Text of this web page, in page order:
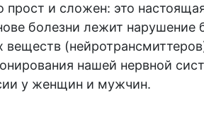
прост и сложен: это
болезни лежит нарушение
веществ
нашей нервной
у женщин и мужчин.